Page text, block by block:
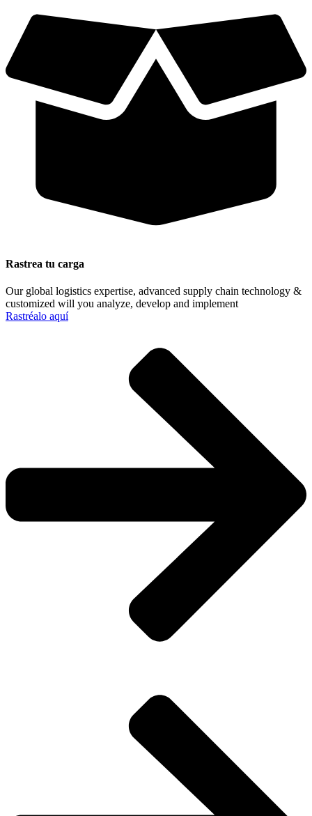
Rastrea tu carga
Our global logistics expertise, advanced supply chain technology &
customized will you analyze, develop and implement
Rastréalo aquí